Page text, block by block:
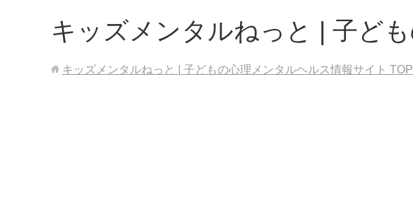
キッズメンタルねっと | 子ど
キッズメンタルねっと | 子どもの心理メンタルヘルス情報サイト TOP